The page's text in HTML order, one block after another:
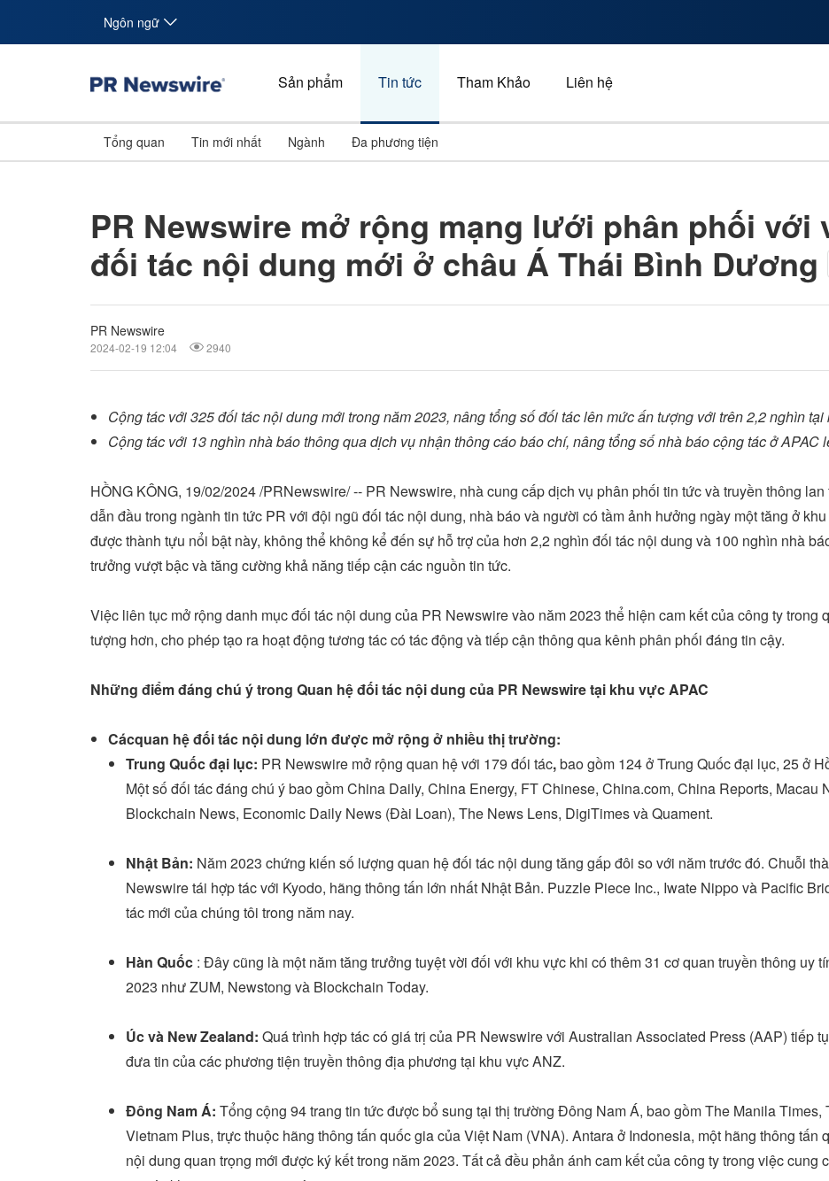
Ngôn ngữ
Sản phẩm Tin tức Tham Khảo Liên hệ
Tổng quan Tin mới nhất Ngành
Năng lượng
Kinh doanh
Đa phương tiện
PR Newswire mở rộng mạng lưới phân phối với
đối tác nội dung mới ở châu Á Thái Bình Dương
PR Newswire
2024-02-19 12:04 2940
Cộng tác với 325 đối tác nội dung mới trong năm 2023, nâng tổng số đối tác lên mức ấn tượng với trên 2,2 nghìn
Cộng tác với 13 nghìn nhà báo thông qua dịch vụ nhận thông cáo báo chí, nâng tổng số nhà báo cộng tác ở APAC
HỒNG KÔNG, 19/02/2024/PRNewswire/ -- PR Newswire, nhà cung cấp dịch vụ phân phối tin tức và truyền thông
dẫn đầu trong ngành tin tức PR với đội ngũ đối tác nội dung, nhà báo và người có tầm ảnh hưởng ngày một tăng ở
được thành tựu nổi bật này, không thể không kể đến sự hỗ trợ của hơn 2,2 nghìn đối tác nội dung và 100 nghìn nhà
trưởng vượt bậc và tăng cường khả năng tiếp cận các nguồn tin tức.
Việc liên tục mở rộng danh mục đối tác nội dung của PR Newswire vào năm 2023 thể hiện cam kết của công ty trong
tượng hơn, cho phép tạo ra hoạt động tương tác có tác động và tiếp cận thông qua kênh phân phối đáng tin cậy.
Những điểm đáng chú ý trong Quan hệ đối tác nội dung của PR Newswire tại khu vực APAC
Cácquan hệ đối tác nội dung lớn được mở rộng ở nhiều thị trường:
Trung Quốc đại lục: PR Newswire mở rộng quan hệ với 179 đối tác,bao gồm 124 ở Trung Quốc đại lục, 25 ở
Một số đối tác đáng chú ý bao gồmChina Daily, China Energy, FT Chinese, China.com, China Reports, Macau
Blockchain News, Economic Daily News (Đài Loan), The News Lens, DigiTimes và Quament.
Nhật Bản: Năm 2023 chứng kiến số lượng quan hệ đối tác nội dung tăng gấp đôi so với năm trước đó. Chuỗi
Newswire tái hợp tác với Kyodo, hãng thông tấn lớn nhất Nhật Bản. Puzzle Piece Inc., Iwate Nippo và Pacific
tác mới của chúng tôi trong năm nay.
Hàn Quốc : Đây cũng là một năm tăng trưởng tuyệt vời đối với khu vực khi có thêm 31 cơ quan truyền thông uy
2023 như ZUM, Newstong và Blockchain Today.
Úc và New Zealand: Quá trình hợp tác có giá trị của PR Newswire với Australian Associated Press (AAP) tiếp
đưa tin của các phương tiện truyền thông địa phương tại khu vực ANZ.
Đông Nam Á: Tổng cộng 94 trang tin tức được bổ sung tại thị trường Đông Nam Á, bao gồm The Manila Times,
Vietnam Plus, trực thuộc hãng thông tấn quốc gia củaViệt Nam (VNA). Antara ở Indonesia, một hãng thông tấn
nội dung quan trọng mới được ký kết trong năm 2023. Tất cả đều phản ánh cam kết của công ty trong việc